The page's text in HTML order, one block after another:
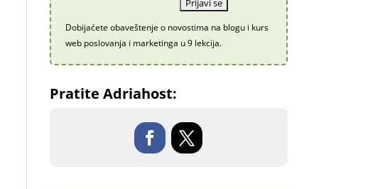
Dobijaćete obaveštenje o novostima na blogu i kurs
web poslovanja i marketinga u 9 lekcija.
Pratite Adriahost: